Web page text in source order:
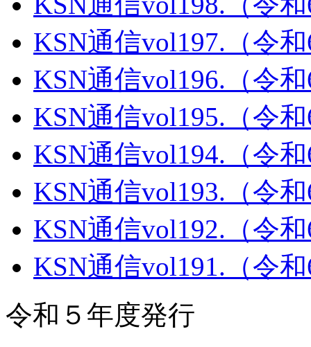
KSN通信vol197.（令
KSN通信vol196.（令
KSN通信vol195.（令
KSN通信vol194.（令
KSN通信vol193.（令
KSN通信vol192.（令
KSN通信vol191.（令
令和５年度発行